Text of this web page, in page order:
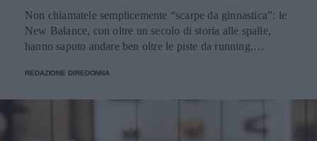
Non chiamatele semplicemente “scarpe da ginnastica”: le
New Balance, con oltre un secolo di storia alle spalle,
hanno saputo andare ben oltre le piste da running,
REDAZIONE DIREDONNA